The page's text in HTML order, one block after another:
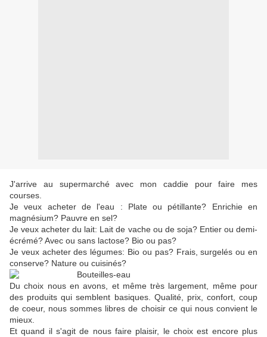
J'arrive au supermarché avec mon caddie pour faire mes
courses.
Je veux acheter de l'eau : Plate ou pétillante? Enrichie en
magnésium? Pauvre en sel?
Je veux acheter du lait: Lait de vache ou de soja? Entier ou demi-
écrémé? Avec ou sans lactose? Bio ou pas?
Je veux acheter des légumes: Bio ou pas? Frais, surgelés ou en
conserve? Nature ou cuisinés?
Du choix nous en avons, et même très largement, même pour
des produits qui semblent basiques. Qualité, prix, confort, coup
de coeur, nous sommes libres de choisir ce qui nous convient le
mieux.
Et quand il s'agit de nous faire plaisir, le choix est encore plus